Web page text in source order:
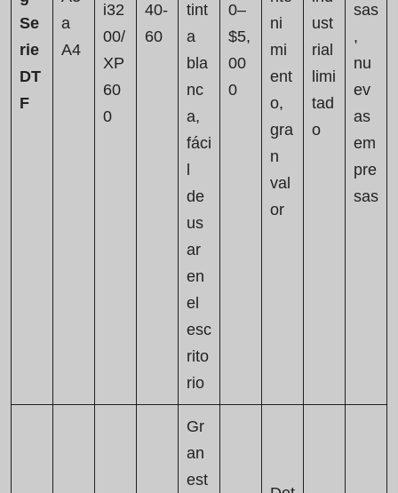
Se
rie
DT
F
a
A4
i32
00/
XP
60
0
40-
60
tint
a
bla
nc
a,
fáci
de
us
ar
en
el
esc
rito
rio
0–
$5,
00
0
ni
mi
ent
o,
gra
n
val
or
ust
rial
limi
tad
o
sas
,
nu
ev
as
em
pre
sas
Gr
an
est